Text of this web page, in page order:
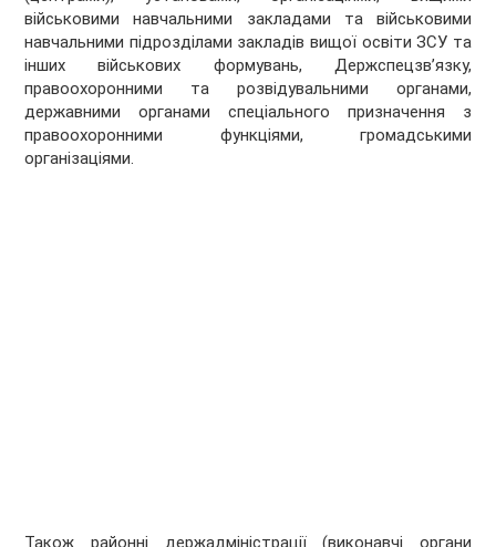
військовими навчальними закладами та військовими
навчальними підрозділами закладів вищої освіти ЗСУ та
інших військових формувань, Держспецзв’язку,
правоохоронними та розвідувальними органами,
державними органами спеціального призначення з
правоохоронними функціями, громадськими
організаціями.
Також районні держадміністрації (виконавчі органи